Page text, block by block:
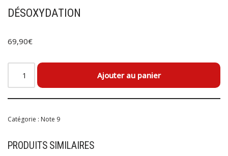
DÉSOXYDATION
69,90€
Ajouter au panier
Catégorie : Note 9
PRODUITS SIMILAIRES